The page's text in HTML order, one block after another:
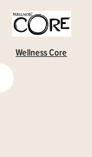
Wellness Core